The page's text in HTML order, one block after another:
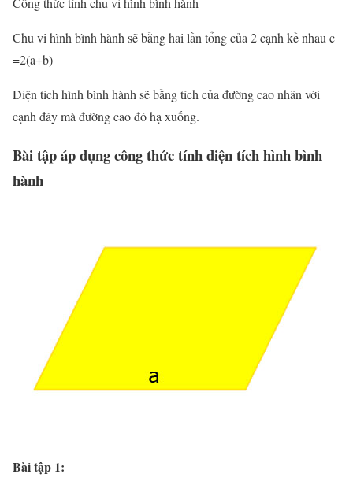
Chu vi hình bình hành sẽ bằng hai lần tổng của 2 cạnh kề nhau c
=2(a+b)
Diện tích hình bình hành sẽ bằng tích của đường cao nhân với
cạnh đáy mà đường cao đó hạ xuống.
Bài tập áp dụng công thức tính diện tích hình bình
hành
Bài tập 1: